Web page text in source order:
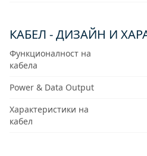
КАБЕЛ - ДИЗАЙН И
Функционалност на
кабела
Power & Data Output
Характеристики на
кабел